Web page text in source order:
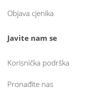
Objava cjenika
Javite nam se
Korisnička podrška
Pronađite nas